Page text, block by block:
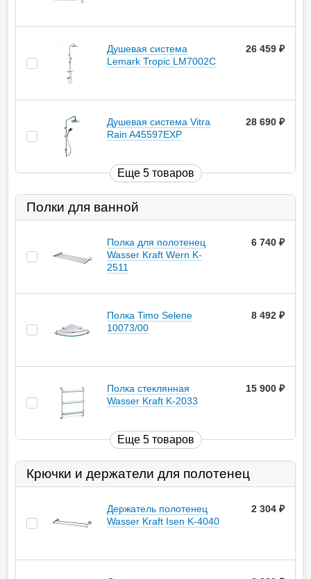
Душевая система
Lemark Tropic LM7002С
26 459
Душевая система Vitra
Rain A45597EXP
28 690
Еще 5 товаров
Полки для ванной
Полка для полотенец
Wasser Kraft Wern K-
2511
6 740
Полка Timo Selene
10073/00
8 492
Полка стеклянная
Wasser Kraft K-2033
15 900
Еще 5 товаров
Крючки и держатели для полотенец
Держатель полотенец
Wasser Kraft Isen K-4040
2 304